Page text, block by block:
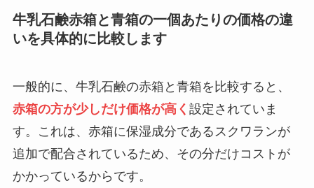
牛乳石鹸赤箱と青箱の一個あたりの価格の違
いを具体的に比較します
一般的に、牛乳石鹸の赤箱と青箱を比較すると、
赤箱の方が少しだけ価格が高く 設定されていま
す。これは、赤箱に保湿成分であるスクワランが
追加で配合されているため、その分だけコストが
かかっているからです。